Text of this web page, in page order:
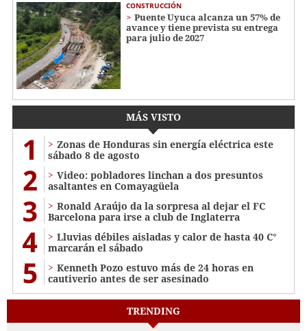
CONSTRUCCIÓN
Puente Uyuca alcanza un 57% de
avance y tiene prevista su entrega
para julio de 2027
MÁS VISTO
1
Zonas de Honduras sin energía eléctrica este
sábado 8 de agosto
2
Video: pobladores linchan a dos presuntos
asaltantes en Comayagüela
3
Ronald Araújo da la sorpresa al dejar el FC
Barcelona para irse a club de Inglaterra
4
Lluvias débiles aisladas y calor de hasta 40 C°
marcarán el sábado
5
Kenneth Pozo estuvo más de 24 horas en
cautiverio antes de ser asesinado
TRENDING